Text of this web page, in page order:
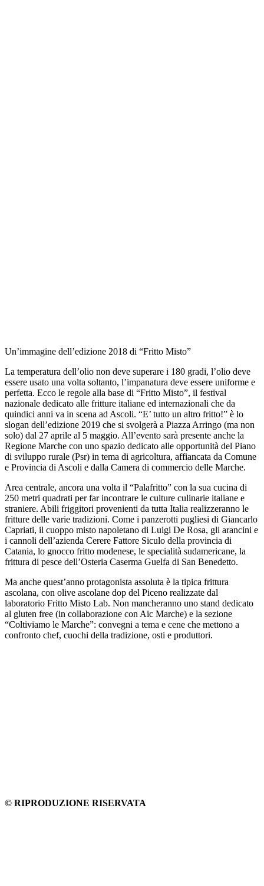
Un’immagine dell’edizione 2018 di “Fritto Misto”
La temperatura dell’olio non deve superare i 180 gradi, l’olio deve
essere usato una volta soltanto, l’impanatura deve essere uniforme e
perfetta. Ecco le regole alla base di “Fritto Misto”, il festival
nazionale dedicato alle fritture italiane ed internazionali che da
quindici anni va in scena ad Ascoli. “E’ tutto un altro fritto!” è lo
slogan dell’edizione 2019 che si svolgerà a Piazza Arringo (ma non
solo) dal 27 aprile al 5 maggio. All’evento sarà presente anche la
Regione Marche con uno spazio dedicato alle opportunità del Piano
di sviluppo rurale (Psr) in tema di agricoltura, affiancata da Comune
e Provincia di Ascoli e dalla Camera di commercio delle Marche.
Area centrale, ancora una volta il “Palafritto” con la sua cucina di
250 metri quadrati per far incontrare le culture culinarie italiane e
straniere. Abili friggitori provenienti da tutta Italia realizzeranno le
fritture delle varie tradizioni. Come i panzerotti pugliesi di Giancarlo
Capriati, il cuoppo misto napoletano di Luigi De Rosa, gli arancini e
i cannoli dell’azienda Cerere Fattore Siculo della provincia di
Catania, lo gnocco fritto modenese, le specialità sudamericane, la
frittura di pesce dell’Osteria Caserma Guelfa di San Benedetto.
Ma anche quest’anno protagonista assoluta è la tipica frittura
ascolana, con olive ascolane dop del Piceno realizzate dal
laboratorio Fritto Misto Lab. Non mancheranno uno stand dedicato
al gluten free (in collaborazione con Aic Marche) e la sezione
“Coltiviamo le Marche”: convegni a tema e cene che mettono a
confronto chef, cuochi della tradizione, osti e produttori.
© RIPRODUZIONE RISERVATA